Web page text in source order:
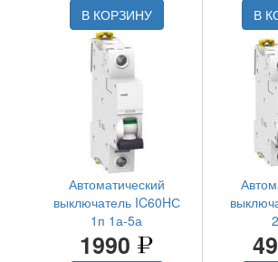
В КОРЗИНУ В
Автоматический
выключатель IC60HС
1п 1а-5а
1990